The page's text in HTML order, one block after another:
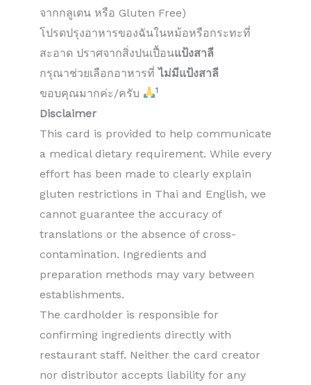
จากกลูเตน หรือ Gluten Free)
โปรดปรุงอาหารของฉันในหม้อหรือกระทะที่
สะอาด ปราศจากสิ่งปนเปื้อนแป้งสาลี
กรุณาช่วยเลือกอาหารที่ไม่มีแป้งสาลี
ขอบคุณมากค่ะ/ครับ
1
Disclaimer
This card is provided to help communicate
a medical dietary requirement. While every
effort has been made to clearly explain
gluten restrictions in Thai and English, we
cannot guarantee the accuracy of
translations or the absence of cross-
contamination. Ingredients and
preparation methods may vary between
establishments.
The cardholder is responsible for
confirming ingredients directly with
restaurant staff. Neither the card creator
nor distributor accepts liability for any